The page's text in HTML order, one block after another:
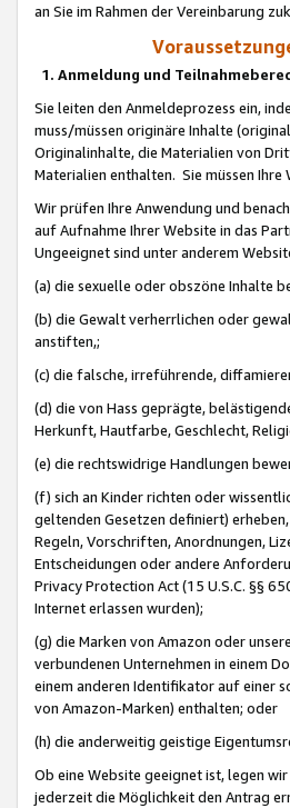
an Sie im Rahmen der Vereinbarung
1. Anmeldung und
Sie leiten den Anmeldeprozess ein,
muss/müssen originäre Inhalte
Originalinhalte, die Materialien von
Materialien enthalten. Sie müssen
Wir prüfen Ihre Anwendung und
auf Aufnahme Ihrer Website in das
Ungeeignet sind unter anderem
(a) die sexuelle oder obszöne Inhalte
(b) die Gewalt verherrlichen oder
anstiften,;
(c) die falsche, irreführende,
(d) die von Hass geprägte,
Herkunft, Hautfarbe, Geschlecht,
(e) die rechtswidrige Handlungen
(f) sich an Kinder richten oder
geltenden Gesetzen definiert)
Regeln, Vorschriften, Anordnungen,
Entscheidungen oder andere
Privacy Protection Act (15 U.S.C. §§
Internet erlassen wurden);
(g) die Marken von Amazon oder
verbundenen Unternehmen in einem
einem anderen Identifikator auf einer
von Amazon-Marken) enthalten; oder
(h) die anderweitig geistige
Ob eine Website geeignet ist, legen
jederzeit die Möglichkeit den Antrag